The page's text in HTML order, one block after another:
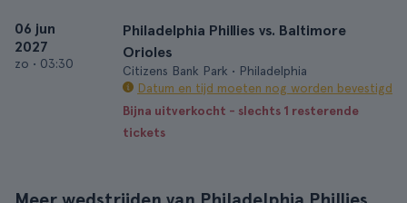
06 jun
2027
zo • 03:30
Philadelphia Phillies vs. Baltimore
Orioles
Citizens Bank Park • Philadelphia
Datum en tijd moeten nog worden bevestigd
Bijna uitverkocht - slechts 1 resterende
tickets